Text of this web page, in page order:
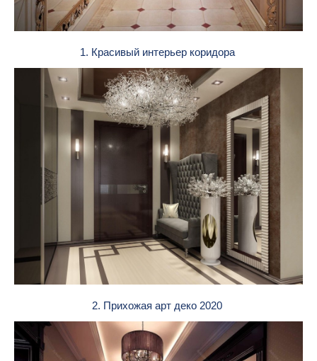
1. Красивый интерьер коридора
2. Прихожая арт деко 2020